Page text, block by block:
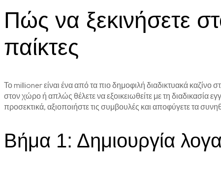
Πώς να ξεκινήσετε
παίκτες
Το millioner είναι ένα από τα πιο δημοφιλή διαδικτυακά καζίνο
στον χώρο ή απλώς θέλετε να εξοικειωθείτε με τη
προσεκτικά, αξιοποιήστε τις συμβουλές και αποφύγετε τα
Βήμα 1: Δημιουργία